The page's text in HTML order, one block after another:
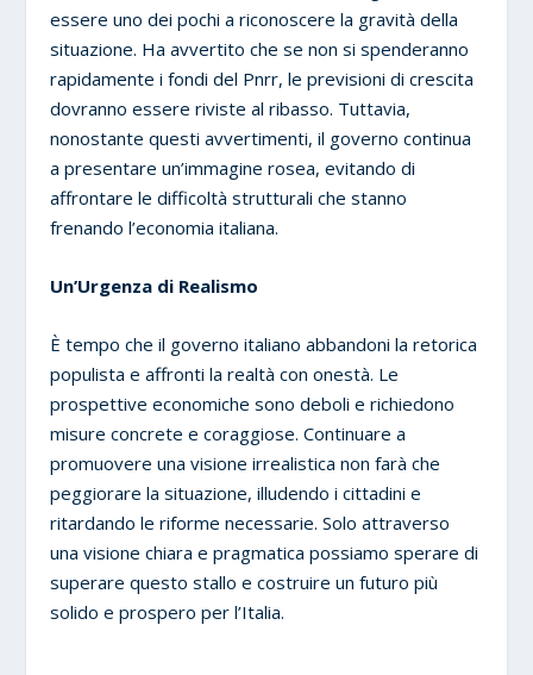
essere uno dei pochi a riconoscere la gravità della
situazione. Ha avvertito che se non si spenderanno
rapidamente i fondi del Pnrr, le previsioni di crescita
dovranno essere riviste al ribasso. Tuttavia,
nonostante questi avvertimenti, il governo continua
a presentare un’immagine rosea, evitando di
affrontare le difficoltà strutturali che stanno
frenando l’economia italiana.
Un’Urgenza di Realismo
È tempo che il governo italiano abbandoni la retorica
populista e affronti la realtà con onestà. Le
prospettive economiche sono deboli e richiedono
misure concrete e coraggiose. Continuare a
promuovere una visione irrealistica non farà che
peggiorare la situazione, illudendo i cittadini e
ritardando le riforme necessarie. Solo attraverso
una visione chiara e pragmatica possiamo sperare di
superare questo stallo e costruire un futuro più
solido e prospero per l’Italia.